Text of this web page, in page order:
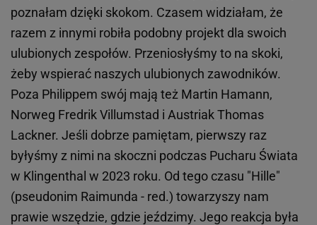
poznałam dzięki skokom. Czasem widziałam, że
razem z innymi robiła podobny projekt dla swoich
ulubionych zespołów. Przeniosłyśmy to na skoki,
żeby wspierać naszych ulubionych zawodników.
Poza Philippem swój mają też Martin Hamann,
Norweg Fredrik Villumstad i Austriak Thomas
Lackner. Jeśli dobrze pamiętam, pierwszy raz
byłyśmy z nimi na skoczni podczas Pucharu Świata
w Klingenthal w 2023 roku. Od tego czasu "Hille"
(pseudonim Raimunda - red.) towarzyszy nam
prawie wszędzie, gdzie jeździmy. Jego reakcja była